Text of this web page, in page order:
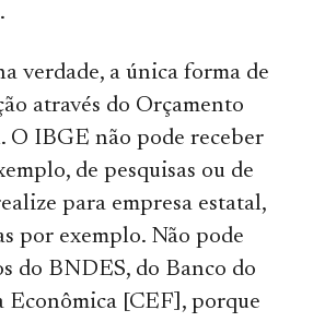
verdade, a única forma de
através do Orçamento
O IBGE não pode receber
de pesquisas ou de
para empresa estatal,
por exemplo. Não pode
do BNDES, do Banco do
Econômica [CEF], porque